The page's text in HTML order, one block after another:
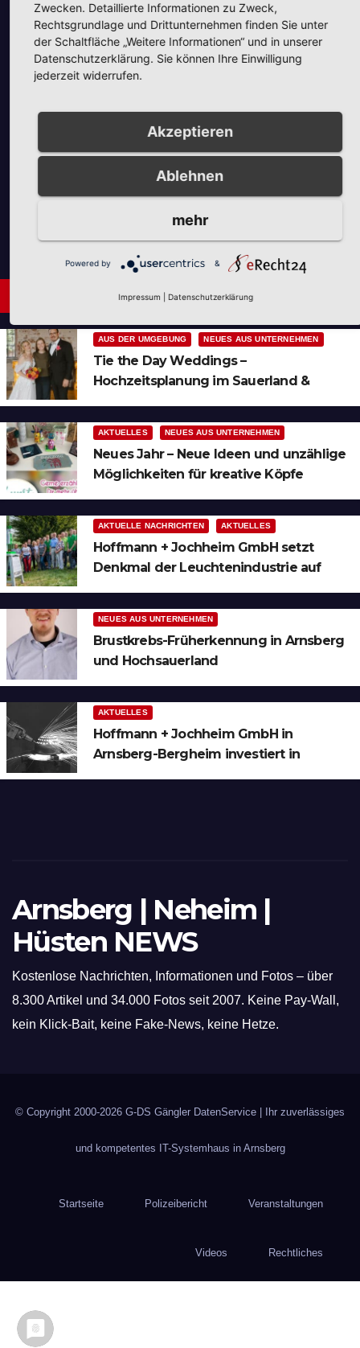
Unsere Partner
Neues aus Unternehmen
AUS DER UMGEBUNG NEUES AUS UNTERNEHMEN
Tie the Day Weddings –
Hochzeitsplanung im Sauerland &
AKTUELLES NEUES AUS UNTERNEHMEN
Neues Jahr – Neue Ideen und unzählige
Möglichkeiten für kreative Köpfe
AKTUELLE NACHRICHTEN AKTUELLES
Hoffmann + Jochheim GmbH setzt
Denkmal der Leuchtenindustrie auf
NEUES AUS UNTERNEHMEN
Brustkrebs-Früherkennung in Arnsberg
und Hochsauerland
AKTUELLES
Hoffmann + Jochheim GmbH in
Arnsberg-Bergheim investiert in
Arnsberg | Neheim |
Hüsten NEWS
Kostenlose Nachrichten, Informationen und Fotos – über
8.300 Artikel und 34.000 Fotos seit 2007. Keine Pay-Wall,
kein Klick-Bait, keine Fake-News, keine Hetze.
© Copyright 2000-2026 G-DS Gängler DatenService | Ihr zuverlässiges
und kompetentes IT-Systemhaus in Arnsberg
Startseite Polizeibericht Veranstaltungen
Videos Rechtliches
Zwecken. Detaillierte Informationen zu Zweck,
Rechtsgrundlage und Drittunternehmen finden Sie unter
der Schaltfläche „Weitere Informationen“ und in unserer
Datenschutzerklärung. Sie können Ihre Einwilligung
jederzeit widerrufen.
Akzeptieren
Ablehnen
mehr
Powered by &
Impressum Datenschutzerklärung